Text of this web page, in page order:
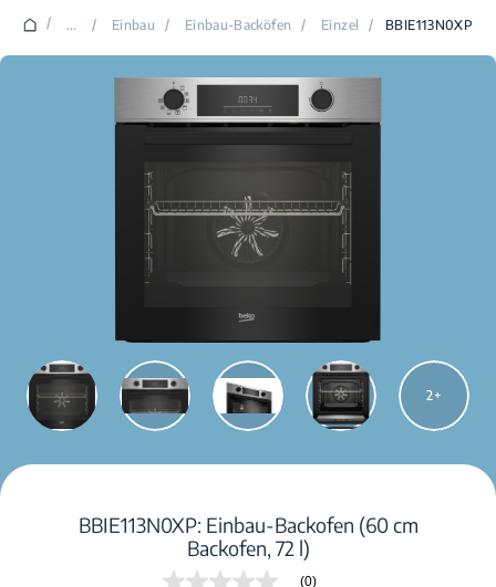
/ ... / Einbau / Einbau-Backöfen / Einzel / BBIE113N0XP
2
BBIE113N0XP: Einbau-Backofen (60 cm
Backofen, 72 l)
(0)